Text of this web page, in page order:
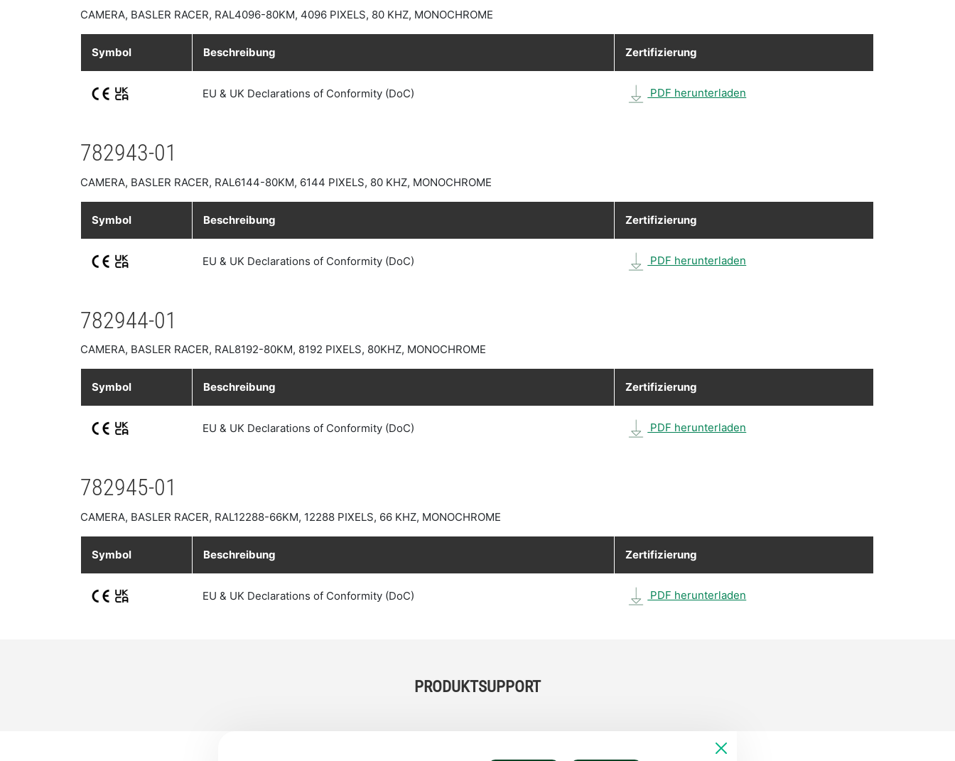
CAMERA, BASLER RACER, RAL4096-80KM, 4096 PIXELS, 80 KHZ, MONOCHROME
Symbol Beschreibung Zertifizierung
EU & UK Declarations of Conformity (DoC) PDF herunterladen
782943-01
CAMERA, BASLER RACER, RAL6144-80KM, 6144 PIXELS, 80 KHZ, MONOCHROME
Symbol Beschreibung Zertifizierung
EU & UK Declarations of Conformity (DoC) PDF herunterladen
782944-01
CAMERA, BASLER RACER, RAL8192-80KM, 8192 PIXELS, 80KHZ, MONOCHROME
Symbol Beschreibung Zertifizierung
EU & UK Declarations of Conformity (DoC) PDF herunterladen
782945-01
CAMERA, BASLER RACER, RAL12288-66KM, 12288 PIXELS, 66 KHZ, MONOCHROME
Symbol Beschreibung Zertifizierung
EU & UK Declarations of Conformity (DoC) PDF herunterladen
PRODUKTSUPPORT